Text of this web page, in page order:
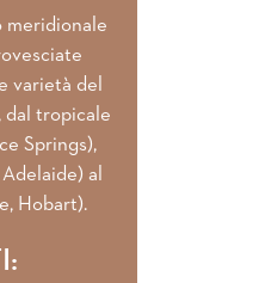
meridionale
varietà del
tropicale
Springs),
al
Hobart).